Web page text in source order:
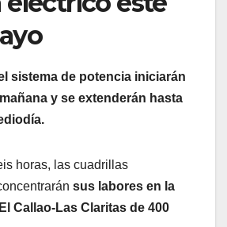
sistema de potencia iniciarán
y se extenderán hasta
horas, las cuadrillas
sus labores en la
Callao-Las Claritas de 400